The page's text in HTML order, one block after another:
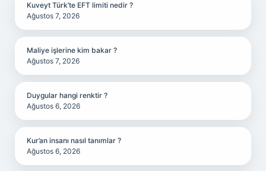
Kuveyt Türk’te EFT limiti nedir ?
Ağustos 7, 2026
Maliye işlerine kim bakar ?
Ağustos 7, 2026
Duygular hangi renktir ?
Ağustos 6, 2026
Kur’an insanı nasıl tanımlar ?
Ağustos 6, 2026